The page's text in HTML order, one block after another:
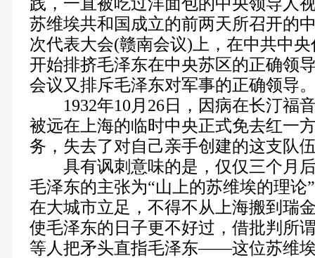
苏维埃共和国成立的前两天所召开的
次代表大会(赣南会议)上，在中共中
开始排挤毛泽东在中央苏区的正确领
会议又排斥毛泽东对军事的正确领导
1932年10月26日，因病在长汀福
被远在上海的临时中央正式免去红一
务，失去了对自己亲手创建的这支队
具有讽刺意味的是，仅仅三个月后
毛泽东的主张为“山上的苏维埃的理论
在大城市立足，不得不从上海搬到瑞
使毛泽东的日子更不好过，借批判所
等人把矛头直指毛泽东——这位苏维